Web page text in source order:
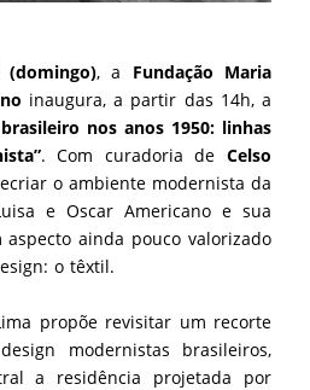
, a Fundação Maria
inaugura, a partir das 14h, a
nos anos 1950: linhas
. Com curadoria deCelso
o ambiente modernista da
e Oscar Americano e sua
ainda pouco valorizado
o têxtil.
propõe revisitar um recorte
modernistas brasileiros,
a residência projetada por